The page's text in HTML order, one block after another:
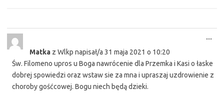
Matka z Wlkp napisał/a 31 maja 2021 o 10:20
Św. Filomeno upros u Boga nawrócenie dla Przemka i Kasi o łaske
dobrej spowiedzi oraz wstaw sie za mna i upraszaj uzdrowienie z
choroby gośćcowej. Bogu niech będą dzieki.
...